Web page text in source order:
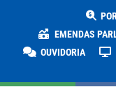
EMENDAS
OUVIDORIA